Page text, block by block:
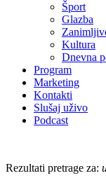
Šport
Glazba
Kultura
Dnevna
Program
Marketing
Kontakti
Slušaj uživo
Podcast
Rezultati pretrage za: